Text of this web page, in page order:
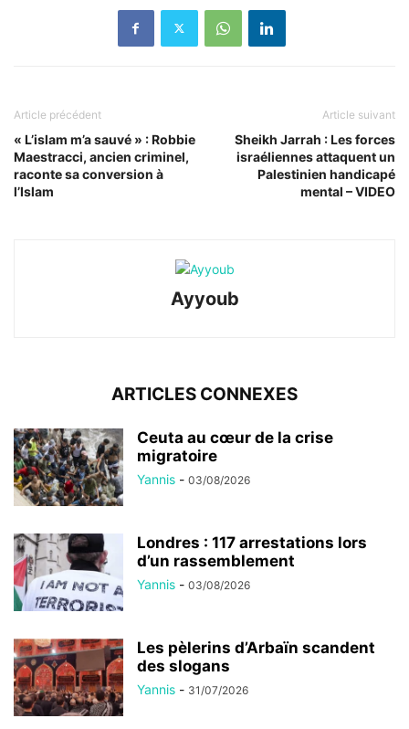
Article précédent
« L’islam m’a sauvé » : Robbie
Maestracci, ancien criminel,
raconte sa conversion à
l’Islam
Article suivant
Sheikh Jarrah : Les forces
israéliennes attaquent un
Palestinien handicapé
mental – VIDEO
Ayyoub
ARTICLES CONNEXES
Ceuta au cœur de la crise
migratoire
Yannis - 03/08/2026
Londres : 117 arrestations lors
d’un rassemblement
Yannis - 03/08/2026
Les pèlerins d’Arbaïn scandent
des slogans
Yannis - 31/07/2026